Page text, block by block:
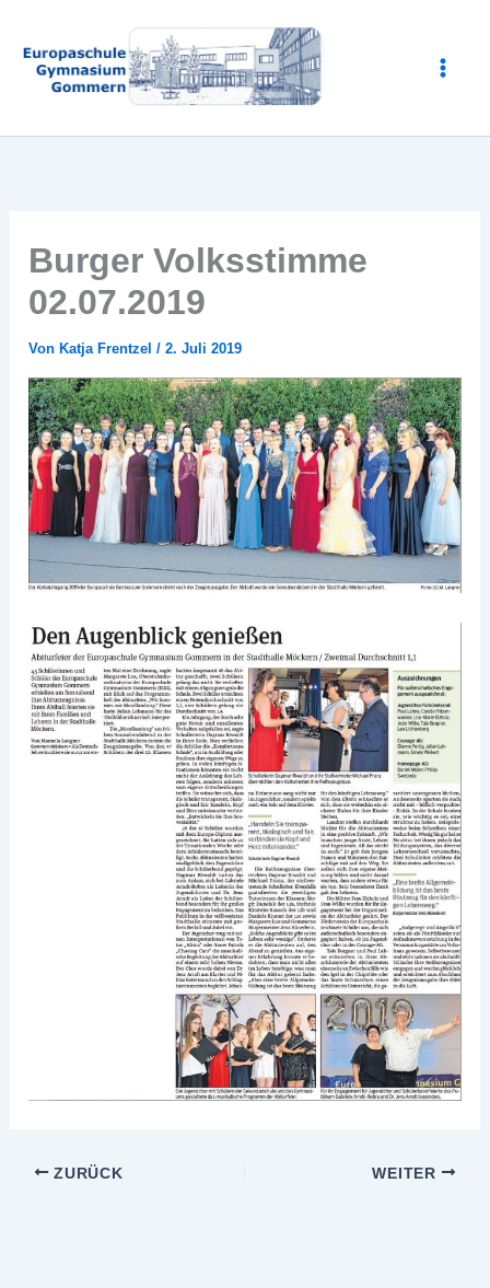
Inhalt
springen
Burger Volksstimme
02.07.2019
VonKatja Frentzel/2. Juli 2019
ZURÜCK WEITER